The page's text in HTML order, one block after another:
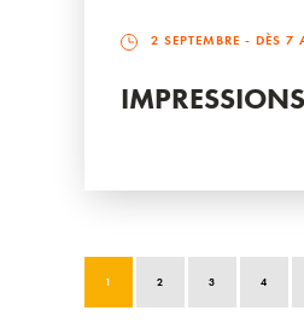
2 SEPTEMBRE - DÈS 7
1 2 3 4